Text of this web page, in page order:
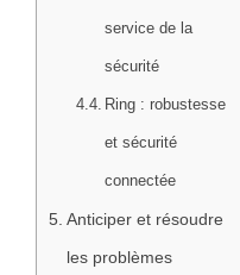
service de la
sécurité
Ring : robustesse
et sécurité
connectée
Anticiper et résoudre
les problèmes